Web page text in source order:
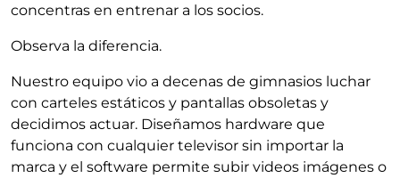
concentras en entrenar a los socios.
Observa la diferencia.
Nuestro equipo vio a decenas de gimnasios luchar
con carteles estáticos y pantallas obsoletas y
decidimos actuar. Diseñamos hardware que
funciona con cualquier televisor sin importar la
marca y el software permite subir videos imágenes o